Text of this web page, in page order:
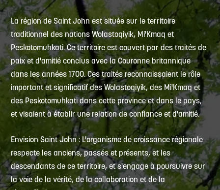
La région de Saint John est située sur le territoire
traditionnel des nations Wolastoqiyik, Mi'Kmaq et
Peskotomuhkati. Ce territoire est couvert par des traités de
paix et d'amitié conclus avec la Couronne britannique
dans les années 1700. Ces traités reconnaissaient le rôle
important et significatif des Wolastoqiyik, des Mi'Kmaq et
des Peskotomuhkati dans cette province et dans le pays,
et visaient à établir une relation de confiance et d'amitié.
Envision Saint John : L'organisme de croissance régionale
respecte les anciens, passés et présents, et les
descendants de ce territoire, et s'engage à poursuivre sur
la voie de la vérité, de la collaboration et de la